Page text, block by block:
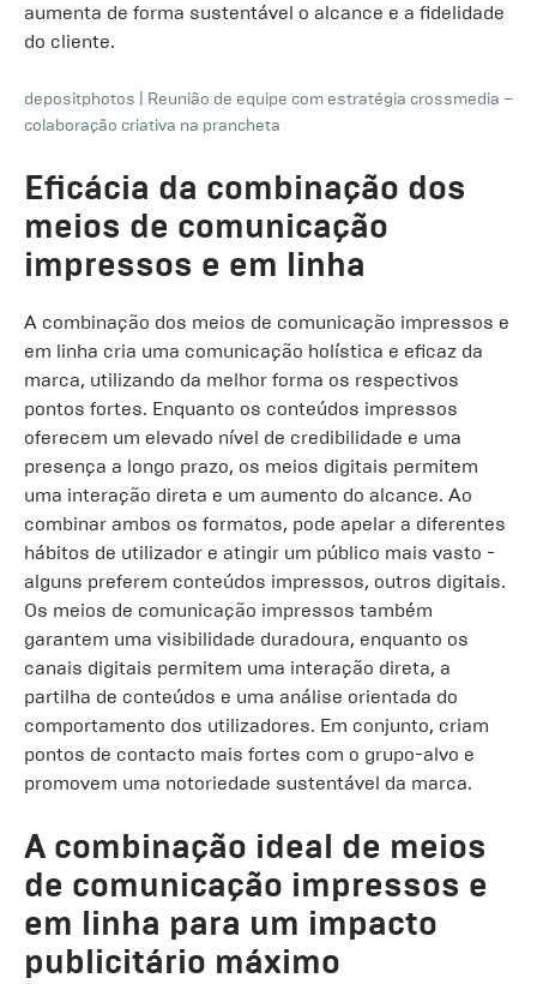
aumenta de forma sustentável o alcance e a fidelidade
do cliente.
depositphotos
Reunião de equipe com estratégia crossmedia –
colaboração criativa na prancheta
Eficácia da combinação dos
meios de comunicação
impressos e em linha
A combinação dos meios de comunicação impressos e
em linha cria uma comunicação holística e eficaz da
marca, utilizando da melhor forma os respectivos
pontos fortes. Enquanto os conteúdos impressos
oferecem um elevado nível de credibilidade e uma
presença a longo prazo, os meios digitais permitem
uma interação direta e um aumento do alcance. Ao
combinar ambos os formatos, pode apelar a diferentes
hábitos de utilizador e atingir um público mais vasto -
alguns preferem conteúdos impressos, outros digitais.
Os meios de comunicação impressos também
garantem uma visibilidade duradoura, enquanto os
canais digitais permitem uma interação direta, a
partilha de conteúdos e uma análise orientada do
comportamento dos utilizadores. Em conjunto, criam
pontos de contacto mais fortes com o grupo-alvo e
promovem uma notoriedade sustentável da marca.
A combinação ideal de meios
de comunicação impressos e
em linha para um impacto
publicitário máximo